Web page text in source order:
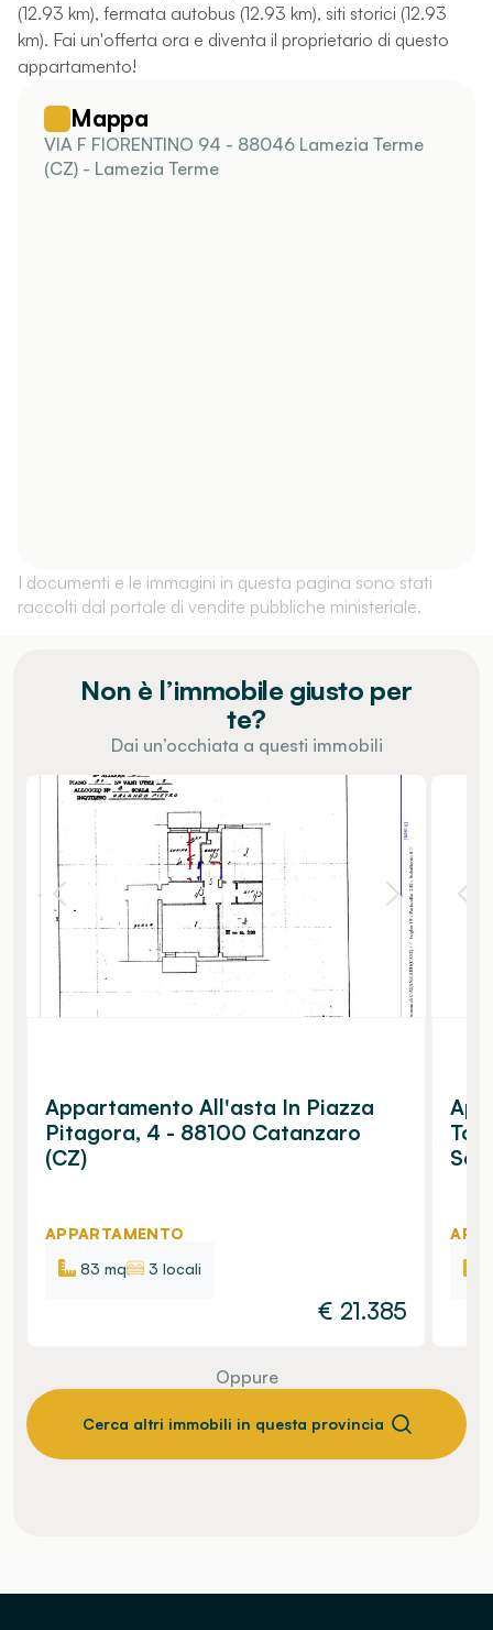
(12.93 km), fermata autobus (12.93 km), siti storici (12.93
km). Fai un'offerta ora e diventa il proprietario di questo
appartamento!
Mappa
VIA F FIORENTINO 94 - 88046 Lamezia Terme
(CZ) - Lamezia Terme
I documenti e le immagini in questa pagina sono stati
raccolti dal portale di vendite pubbliche ministeriale.
Non è l’immobile giusto per
te?
Dai un’occhiata a questi immobili
Appartamento All'asta In Piazza
Pitagora, 4 - 88100 Catanzaro
(CZ)
APPARTAMENTO
83 mq
3 locali
€ 21.385
Oppure
Cerca altri immobili in questa provincia